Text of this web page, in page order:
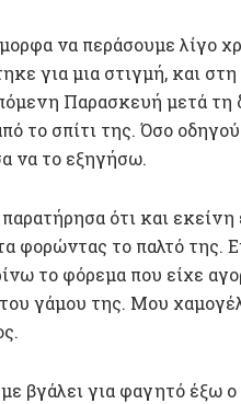
να περάσουμε λίγο
για μια στιγμή, και
Παρασκευή μετά τη
το σπίτι της. Όσο
να το εξηγήσω.
ότι και εκείνη
φορώντας το παλτό της.
το φόρεμα που είχε
γάμου της. Μου
με βγάλει για φαγητό έξω